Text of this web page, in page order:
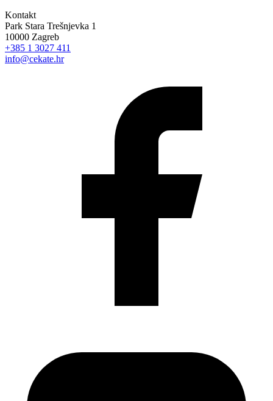
Kontakt
Park Stara Trešnjevka 1
10000 Zagreb
+385 1 3027 411
info@cekate.hr